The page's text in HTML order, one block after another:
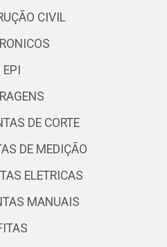
CIVIL
EPI
DE CORTE
DE MEDIÇÃO
ELETRICAS
MANUAIS